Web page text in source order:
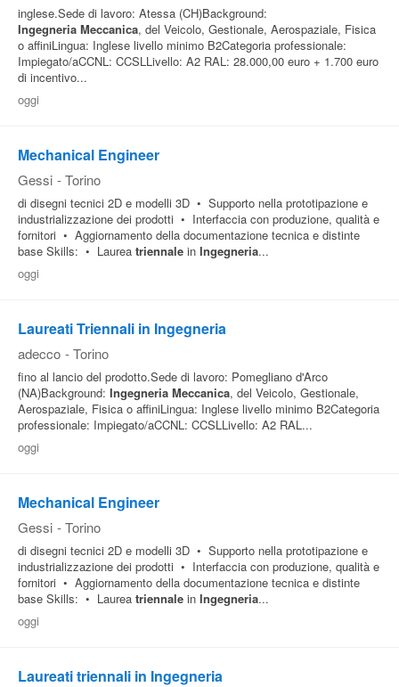
Pubblica
Offerte
Area
Aziende
inglese.Sede di lavoro: Atessa (CH)Background:
Ingegneria Meccanica, del Veicolo, Gestionale, Aerospaziale, Fisica
o affiniLingua: Inglese livello minimo B2Categoria professionale:
Impiegato/aCCNL: CCSLLivello: A2 RAL: 28.000,00 euro + 1.700 euro
di incentivo...
oggi
Mechanical Engineer
Gessi - Torino
di disegni tecnici 2D e modelli 3D • Supporto nella prototipazione e
industrializzazione dei prodotti • Interfaccia con produzione, qualità e
fornitori • Aggiornamento della documentazione tecnica e distinte
base Skills: • Laurea triennale in Ingegneria...
oggi
Laureati Triennali in Ingegneria
adecco - Torino
fino al lancio del prodotto.Sede di lavoro: Pomegliano d'Arco
(NA)Background: Ingegneria Meccanica, del Veicolo, Gestionale,
Aerospaziale, Fisica o affiniLingua: Inglese livello minimo B2Categoria
professionale: Impiegato/aCCNL: CCSLLivello: A2 RAL...
oggi
Mechanical Engineer
Gessi - Torino
di disegni tecnici 2D e modelli 3D • Supporto nella prototipazione e
industrializzazione dei prodotti • Interfaccia con produzione, qualità e
fornitori • Aggiornamento della documentazione tecnica e distinte
base Skills: • Laurea triennale in Ingegneria...
oggi
Laureati triennali in Ingegneria